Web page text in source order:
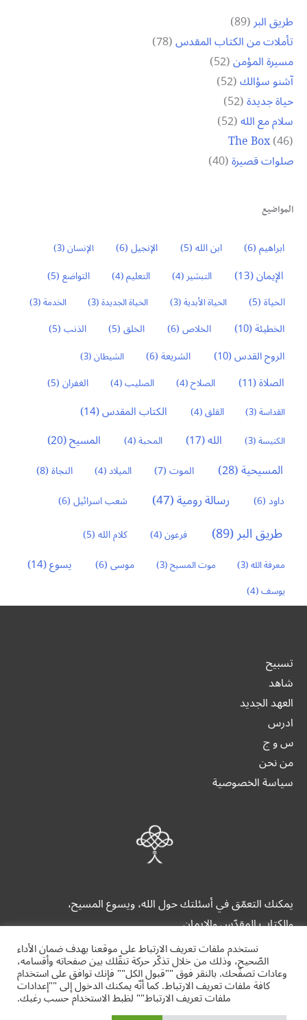
طريق البر(89)
تأملات من الكتاب المقدس(78)
مسيرة المؤمن(52)
آشنو سؤالك(52)
حياة جديدة(52)
سلام مع الله(52)
The Box(46)
صلوات قصيرة(40)
المواضيع
ابراهيم(6) ابن الله(5) الإنجيل(6) الإنسان(3)
الإيمان(13) التبشير(4) التعليم(4) التواضع(5)
الحياة(5) الحياة الأبدية(3) الحياة الجديدة(3) الخدمة(3)
الخطيئة(10) الخلاص(6) الخلق(5) الذنب(5)
الروح القدس(10) الشريعة(6) الشيطان(3)
الصلاة(11) الصلاح(4) الصليب(4) الغفران(5)
القداسة(3) القلق(4) الكتاب المقدس(14)
الكنيسة(3) الله(17) المحبة(4) المسيح(20)
المسيحية(28) الموت(7) الميلاد(4) النجاة(8)
داود(6) رسالة رومية(47) شعب اسرائيل(6)
طريق البر(89) فرعون(4) كلام الله(5)
معرفة الله(3) موت المسيح(3) موسى(6) يسوع(14)
يوسف(4)
تسبيح
شاهد
العهد الجديد
ادرس
س و ج
من نحن
سياسة الخصوصية
يمكنك التعمّق في أسئلتك حول الله، ويسوع المسيح،
والكتاب المقدّس والإيمان.
alrrabita.org
نستخدم ملفات تعريف الارتباط على موقعنا بهدف ضمان الأداء
الصّحيح، وذلك من خلال تذكّر حركة تنقّلك بين صفحاته وأقسامه،
وعادات تصفّحك. بالنقر فوق ""قبول الكل"" فإنك توافق على استخدام
كافة ملفات تعريف الارتباط. كما أنّه يمكنك الدخول إلى ""إعدادات
ملفات تعريف الارتباط"" لظبط الاستخدام حسب رغبك.